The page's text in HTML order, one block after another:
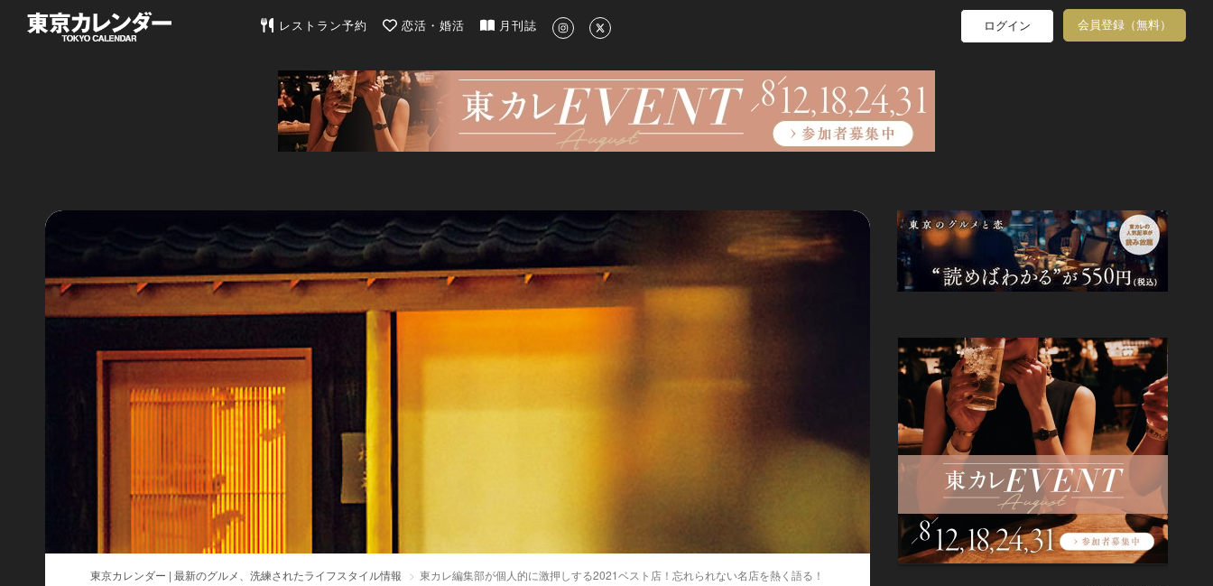
東京カレンダー | 最新のグルメ、洗練されたライフスタイル情報
レストラン予約 恋活・婚活 月刊誌 ログイン 会員登録（無料）
東京カレンダー | 最新のグルメ、洗練されたライフスタイル情報 東カレ編集部が個人的に激押しする2021ベスト店！忘れられない名店を熱く語る！